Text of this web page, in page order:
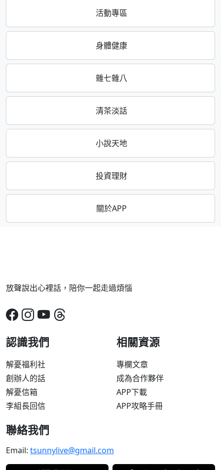
活動專區
身體健康
雜七雜八
清茶淡話
小說天地
投資理財
關於APP
放聲說出心裡話，陪你一起走過煩惱
認識我們
解憂福利社
創辦人的話
解憂信箱
李組長回信
相關資源
專欄文章
成為合作夥伴
APP下載
APP攻略手冊
聯絡我們
Email: tsunnylive@gmail.com